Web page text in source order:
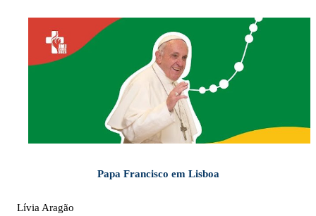
Papa Francisco em Lisboa
Lívia Aragão